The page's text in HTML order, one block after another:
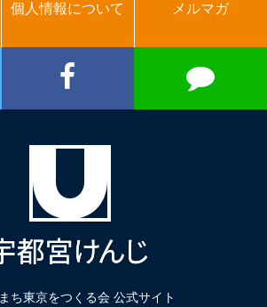
個人情報について メルマガ
ち東京をつくる会 公式サイト